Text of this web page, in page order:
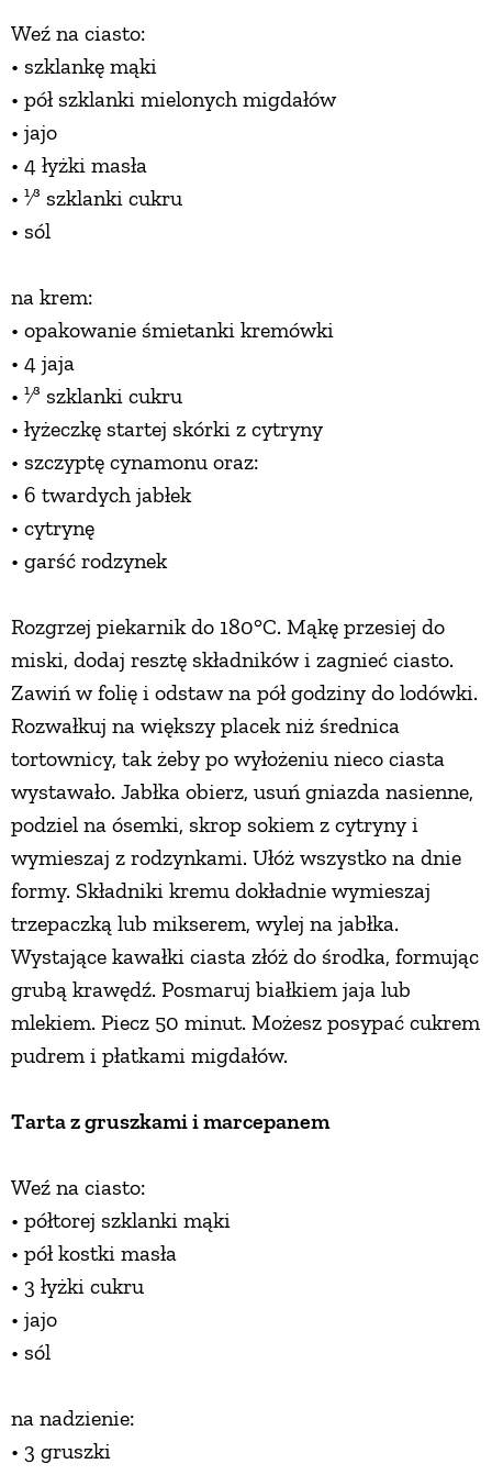
Weź na ciasto:
• szklankę mąki
• pół szklanki mielonych migdałów
• jajo
• 4 łyżki masła
• ¹⁄³ szklanki cukru
• sól
na krem:
• opakowanie śmietanki kremówki
• 4 jaja
• ¹⁄³ szklanki cukru
• łyżeczkę startej skórki z cytryny
• szczyptę cynamonu oraz:
• 6 twardych jabłek
• cytrynę
• garść rodzynek
Rozgrzej piekarnik do 180°C. Mąkę przesiej do
miski, dodaj resztę składników i zagnieć ciasto.
Zawiń w folię i odstaw na pół godziny do lodówki.
Rozwałkuj na większy placek niż średnica
tortownicy, tak żeby po wyłożeniu nieco ciasta
wystawało. Jabłka obierz, usuń gniazda nasienne,
podziel na ósemki, skrop sokiem z cytryny i
wymieszaj z rodzynkami. Ułóż wszystko na dnie
formy. Składniki kremu dokładnie wymieszaj
trzepaczką lub mikserem, wylej na jabłka.
Wystające kawałki ciasta złóż do środka, formując
grubą krawędź. Posmaruj białkiem jaja lub
mlekiem. Piecz 50 minut. Możesz posypać cukrem
pudrem i płatkami migdałów.
Tarta z gruszkami i marcepanem
Weź na ciasto:
• półtorej szklanki mąki
• pół kostki masła
• 3 łyżki cukru
• jajo
• sól
na nadzienie:
• 3 gruszki